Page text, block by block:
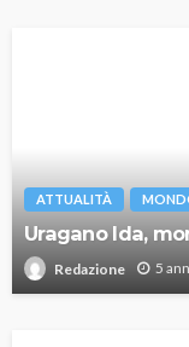
ATTUALITÀ
Uragano Ida,
Redazione 5